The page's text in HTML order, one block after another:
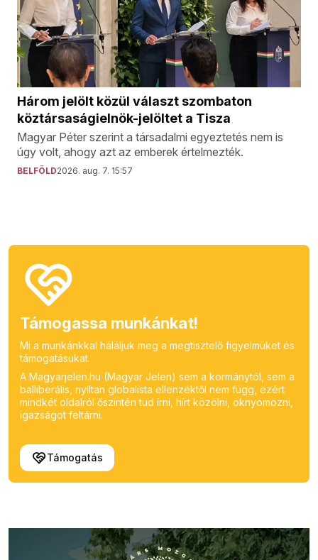
Három jelölt közül választ szombaton
köztársaságielnök-jelöltet a Tisza
Magyar Péter szerint a társadalmi egyeztetés nem is
úgy volt, ahogy azt az emberek értelmezték.
BELFÖLD2026. aug. 7. 15:57
Támogassa munkánkat!
Mi a munkánkkal háláljuk meg a megtisztelő figyelmüket és
támogatásukat.
A Magyarjelen.hu (Magyar Jelen) sem a kormánytól, sem a
balliberális, nyíltan globalista ellenzéktől nem függ, ezért
mindkét oldalról őszintén tud írni, hírt közölni, oknyomozni,
igazságot feltárni.
Támogatás